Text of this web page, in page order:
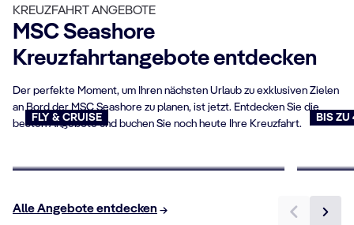
KREUZFAHRT ANGEBOTE
MSC Seashore
Kreuzfahrtangebote entdecken
Der perfekte Moment, um Ihren nächsten Urlaub zu exklusiven Zielen
an Bord der MSC Seashore zu planen, ist jetzt. Entdecken Sie die
besten Angebote und buchen Sie noch heute Ihre Kreuzfahrt.
FLY & CRUISE BIS ZU
Alle Angebote entdecken